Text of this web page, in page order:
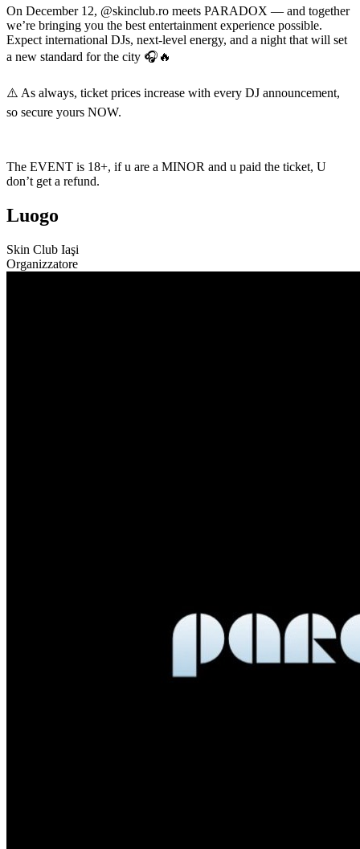
On December 12, @skinclub.ro meets PARADOX — and together
we’re bringing you the best entertainment experience possible.
Expect international DJs, next-level energy, and a night that will set
a new standard for the city 🎧🔥
⚠️ As always, ticket prices increase with every DJ announcement,
so secure yours NOW.
The EVENT is 18+, if u are a MINOR and u paid the ticket, U
don’t get a refund.
Luogo
Skin Club Iaşi
Organizzatore